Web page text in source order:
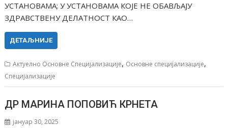
УСТАНОВАМА; У УСТАНОВАМА КОЈЕ НЕ ОБАВЉАЈУ
ЗДРАВСТВЕНУ ДЕЛАТНОСТ КАО…
ДЕТАЉНИЈЕ
Актуелно Основне Специјализације, Основне специјализације,
Специјализације
ДР МАРИНА ПОПОВИЋ КРНЕТА
јануар 30, 2025